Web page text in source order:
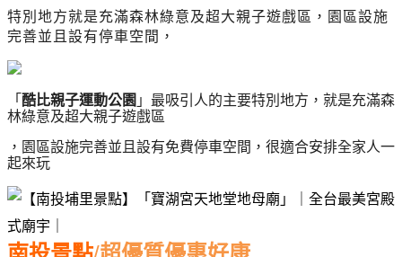
特別地方就是充滿森林綠意及超大親子遊戲區，園區設施
完善並且設有停車空間，
「 酷比親子運動公園 」 最吸引人的主要特別地方，就是充滿森
林綠意及超大親子遊戲區
，園區設施完善並且設有免費停車空間， 很適合安排全家人一
起來玩